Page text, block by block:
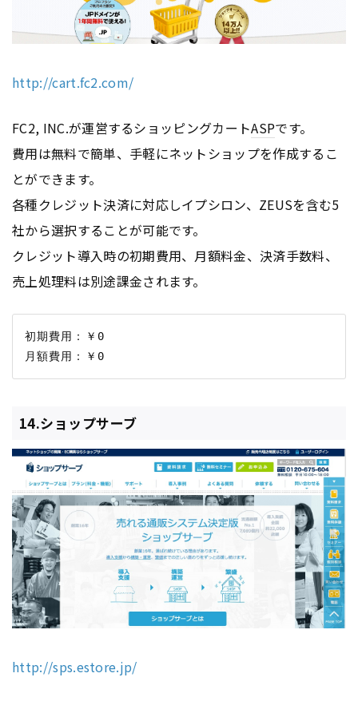
http://cart.fc2.com/
FC2, INC.が運営するショッピングカートASPです。
費用は無料で簡単、手軽にネットショップを作成するこ
とができます。
各種クレジット決済に対応しイプシロン、ZEUSを含む5
社から選択することが可能です。
クレジット導入時の初期費用、月額料金、決済手数料、
売上処理料は別途課金されます。
初期費用：￥0
14.ショップサーブ
http://sps.estore.jp/